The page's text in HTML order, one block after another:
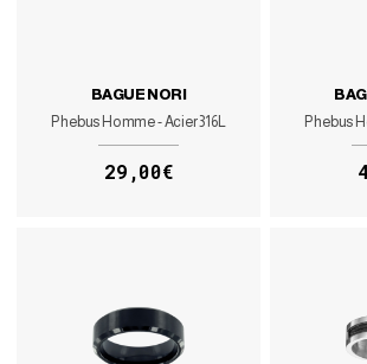
BAGUE NORI
Phebus Homme - Acier 316L
29,00€
Phebus